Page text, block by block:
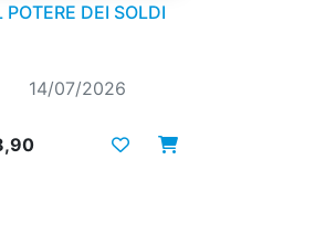
POTERE DEI SOLDI
14/07/2026